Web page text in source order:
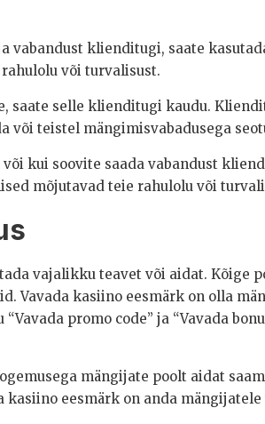
vabandust klienditugi, saate
või turvalisust.
saate selle klienditugi kaudu.
või teistel mängimisvabadusega
kui soovite saada vabandust
mõjutavad teie rahulolu või
vajalikku teavet või aidat. Kõige
Vavada kasiino eesmärk on olla
promo code” ja “Vavada
mängijate poolt aidat
eesmärk on anda